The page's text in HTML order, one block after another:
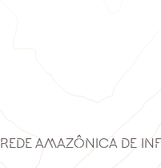
Rede Amazônica de